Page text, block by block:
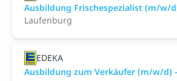
Ausbildung Frischespezialist (m/w/
Laufenburg
EDEKA
Ausbildung zum Verkäufer (m/w/d)